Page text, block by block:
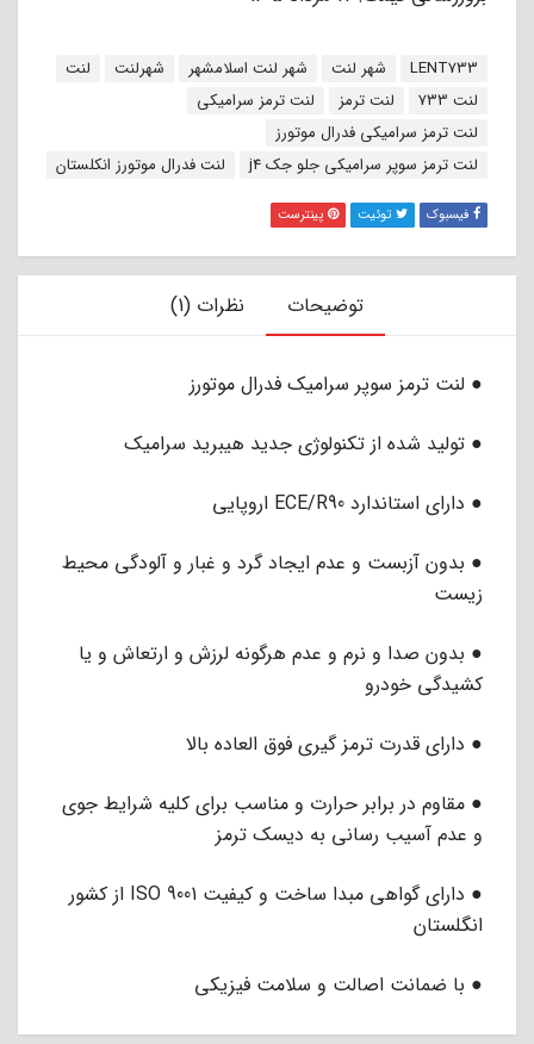
برچسب:
LENT733 شهر لنت شهر لنت اسلامشهر شهرلنت
لنت
لنت 733
لنت ترمز
لنت ترمز سرامیکی
لنت ترمز سرامیکی فدرال موتورز
لنت ترمز سوپر سرامیکی جلو جک j4
لنت فدرال موتورز انکلستان
فیسبوک توئیت پینترست
توضیحات نظرات (1)
● لنت ترمز سوپر سرامیک فدرال موتورز
● تولید شده از تکنولوژی جدید هیبرید سرامیک
● دارای استاندارد ECE/R90 اروپایی
● بدون آزبست و عدم ایجاد گرد و غبار و آلودگی محیط
زیست
● بدون صدا و نرم و عدم هرگونه لرزش و ارتعاش و یا
کشیدگی خودرو
● دارای قدرت ترمز گیری فوق العاده بالا
● مقاوم در برابر حرارت و مناسب برای کلیه شرایط جوی
و عدم آسیب رسانی به دیسک ترمز
● دارای گواهی مبدا ساخت و کیفیت ISO 9001 از کشور
انگلستان
● با ضمانت اصالت و سلامت فیزیکی